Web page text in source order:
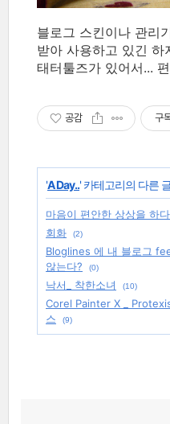
블로그 스킨이나 관리
받아 사용하고 있긴 하
태터툴즈가 있어서...
공감 구
'A Day..' 카테고리의 다른
마음이 편안한 상상을 하
회화
(2)
Bloglines 에 내 블로그
않는다?
(0)
낙서_ 착한소녀
(10)
Corel Painter X _
스
(9)